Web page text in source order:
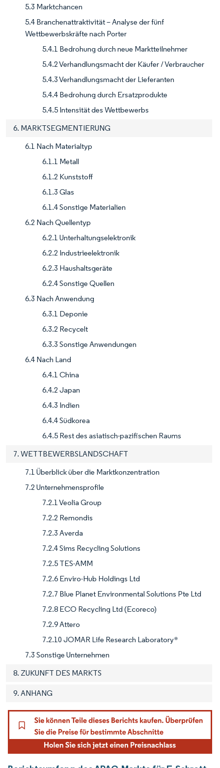
5.3 Marktchancen
5.4 Branchenattraktivität – Analyse der fünf
Wettbewerbskräfte nach Porter
5.4.1 Bedrohung durch neue Marktteilnehmer
5.4.2 Verhandlungsmacht der Käufer / Verbraucher
5.4.3 Verhandlungsmacht der Lieferanten
5.4.4 Bedrohung durch Ersatzprodukte
5.4.5 Intensität des Wettbewerbs
6. MARKTSEGMENTIERUNG
6.1 Nach Materialtyp
6.1.1 Metall
6.1.2 Kunststoff
6.1.3 Glas
6.1.4 Sonstige Materialien
6.2 Nach Quellentyp
6.2.1 Unterhaltungselektronik
6.2.2 Industrieelektronik
6.2.3 Haushaltsgeräte
6.2.4 Sonstige Quellen
6.3 Nach Anwendung
6.3.1 Deponie
6.3.2 Recycelt
6.3.3 Sonstige Anwendungen
6.4 Nach Land
6.4.1 China
6.4.2 Japan
6.4.3 Indien
6.4.4 Südkorea
6.4.5 Rest des asiatisch-pazifischen Raums
7. WETTBEWERBSLANDSCHAFT
7.1 Überblick über die Marktkonzentration
7.2 Unternehmensprofile
7.2.1 Veolia Group
7.2.2 Remondis
7.2.3 Averda
7.2.4 Sims Recycling Solutions
7.2.5 TES-AMM
7.2.6 Enviro-Hub Holdings Ltd
7.2.7 Blue Planet Environmental Solutions Pte Ltd
7.2.8 ECO Recycling Ltd (Ecoreco)
7.2.9 Attero
7.2.10 JOMAR Life Research Laboratory*
7.3 Sonstige Unternehmen
8. ZUKUNFT DES MARKTS
9. ANHANG